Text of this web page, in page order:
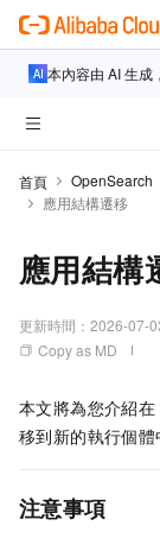
本內容由 AI 生成
首頁 OpenSearch
應用結構遷移
應用結構
更新時間： 2026-07-
Copy as MD
本文將為您介紹在
移到新的執行個體
注意事項